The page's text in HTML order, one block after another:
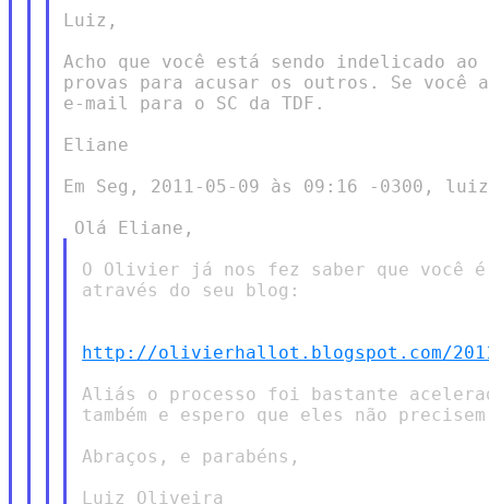
Luiz,
Acho que você está sendo indelicado
provas para acusar os outros. Se você
e-mail para o SC da TDF.
Eliane
Em Seg, 2011-05-09 às 09:16 -0300,
O Olivier já nos fez saber que você é
através do seu blog:
http://olivierhallot.blogspot.com/2011/
Aliás o processo foi bastante
também e espero que eles não
Abraços, e parabéns,
Luiz Oliveira